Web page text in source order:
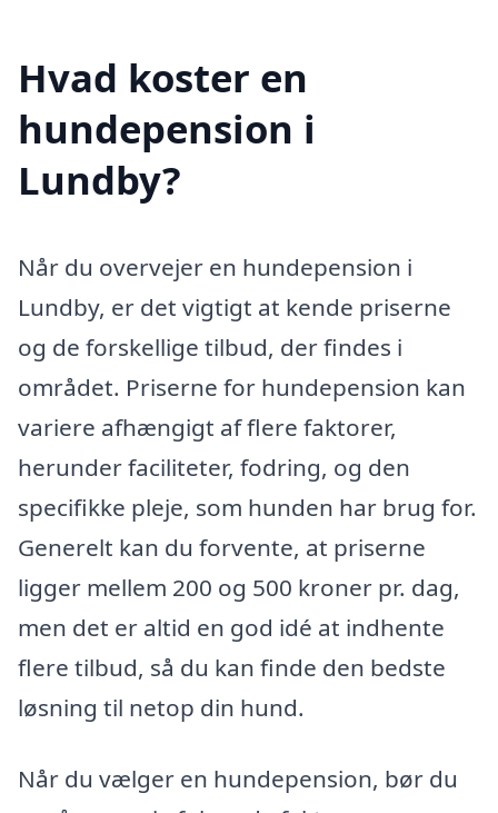
Hvad koster en
hundepension i
Lundby?
Når du overvejer en hundepension i
Lundby, er det vigtigt at kende priserne
og de forskellige tilbud, der findes i
området. Priserne for hundepension kan
variere afhængigt af flere faktorer,
herunder faciliteter, fodring, og den
specifikke pleje, som hunden har brug for.
Generelt kan du forvente, at priserne
ligger mellem 200 og 500 kroner pr. dag,
men det er altid en god idé at indhente
flere tilbud, så du kan finde den bedste
løsning til netop din hund.
Når du vælger en hundepension, bør du